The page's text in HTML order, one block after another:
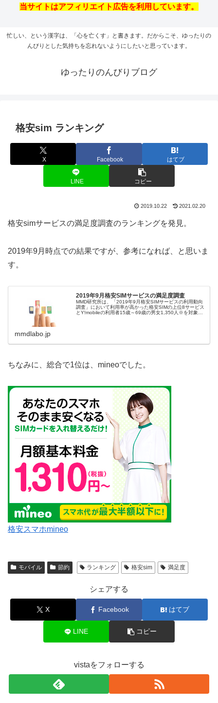
当サイトはアフィリエイト広告を利用しています。
忙しい、という漢字は、「心を亡くす」と書きます。だからこそ、ゆったりの
んびりとした気持ちを忘れないようにしたいと思っています。
ゆったりのんびりブログ
格安sim ランキング
X Facebook はてブ
LINE コピー
2019.10.22 2021.02.20
格安simサービスの満足度調査のランキングを発見。
2019年9月時点での結果ですが、参考になれば、と思いま
す。
2019年9月格安SIMサービスの満足度調査
MMD研究所は、「2019年9月格安SIMサービスの利用動向
調査」において利用率が高かった格安SIMの上位8サービス
とY!mobileの利用者15歳～69歳の男女1,350人※を対象に
mmdlabo.jp
ちなみに、総合で1位は、mineoでした。
格安スマホmineo
モバイル 節約 ランキング 格安sim 満足度
シェアする
X Facebook はてブ
LINE コピー
vistaをフォローする